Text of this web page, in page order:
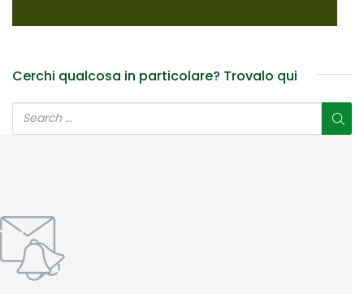
Cerchi qualcosa in particolare? Trovalo qui